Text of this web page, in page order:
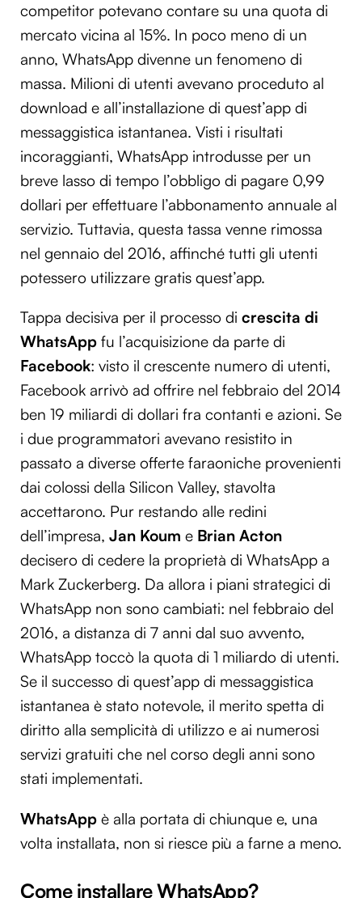
competitor potevano contare su una quota di
mercato vicina al 15%. In poco meno di un
anno, WhatsApp divenne un fenomeno di
massa. Milioni di utenti avevano proceduto al
download e all’installazione di quest’app di
messaggistica istantanea. Visti i risultati
incoraggianti, WhatsApp introdusse per un
breve lasso di tempo l’obbligo di pagare 0,99
dollari per effettuare l’abbonamento annuale al
servizio. Tuttavia, questa tassa venne rimossa
nel gennaio del 2016, affinché tutti gli utenti
potessero utilizzare gratis quest’app.
Tappa decisiva per il processo di crescita di
WhatsApp fu l’acquisizione da parte di
Facebook: visto il crescente numero di utenti,
Facebook arrivò ad offrire nel febbraio del 2014
ben 19 miliardi di dollari fra contanti e azioni. Se
i due programmatori avevano resistito in
passato a diverse offerte faraoniche provenienti
dai colossi della Silicon Valley, stavolta
accettarono. Pur restando alle redini
dell’impresa, Jan Koum e Brian Acton
decisero di cedere la proprietà di WhatsApp a
Mark Zuckerberg. Da allora i piani strategici di
WhatsApp non sono cambiati: nel febbraio del
2016, a distanza di 7 anni dal suo avvento,
WhatsApp toccò la quota di 1 miliardo di utenti.
Se il successo di quest’app di messaggistica
istantanea è stato notevole, il merito spetta di
diritto alla semplicità di utilizzo e ai numerosi
servizi gratuiti che nel corso degli anni sono
stati implementati.
WhatsApp è alla portata di chiunque e, una
volta installata, non si riesce più a farne a meno.
Come installare WhatsApp?